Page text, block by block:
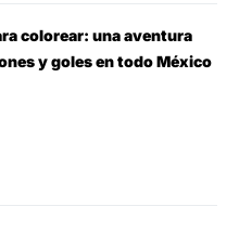
colorear: una aventura
y goles en todo México